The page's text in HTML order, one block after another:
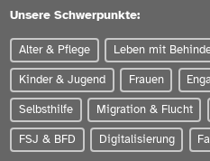
Unsere Schwerpunkte:
Alter & Pflege Leben mit
Kinder & Jugend Frauen
Selbsthilfe Migration & Flucht
FSJ & BFD Digitalisierung